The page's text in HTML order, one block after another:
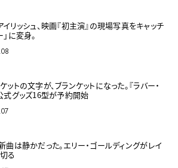
イリッシュ、映画『初主演』の現場写真をキャッチ
」に変身。
ットの文字が、ブランケットになった。『ラバー・
式グッズ16型が予約開始
曲は静かだった。エリー・ゴールディングがレイ
る